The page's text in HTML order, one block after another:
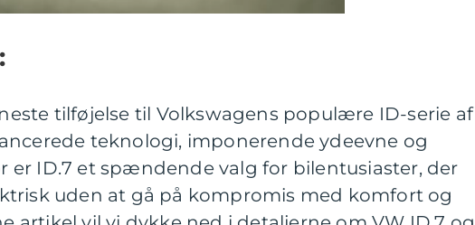
tilføjelse til Volkswagens populære ID-serie af
teknologi, imponerende ydeevne og
er ID.7 et spændende valg for bilentusiaster, der
uden at gå på kompromis med komfort og